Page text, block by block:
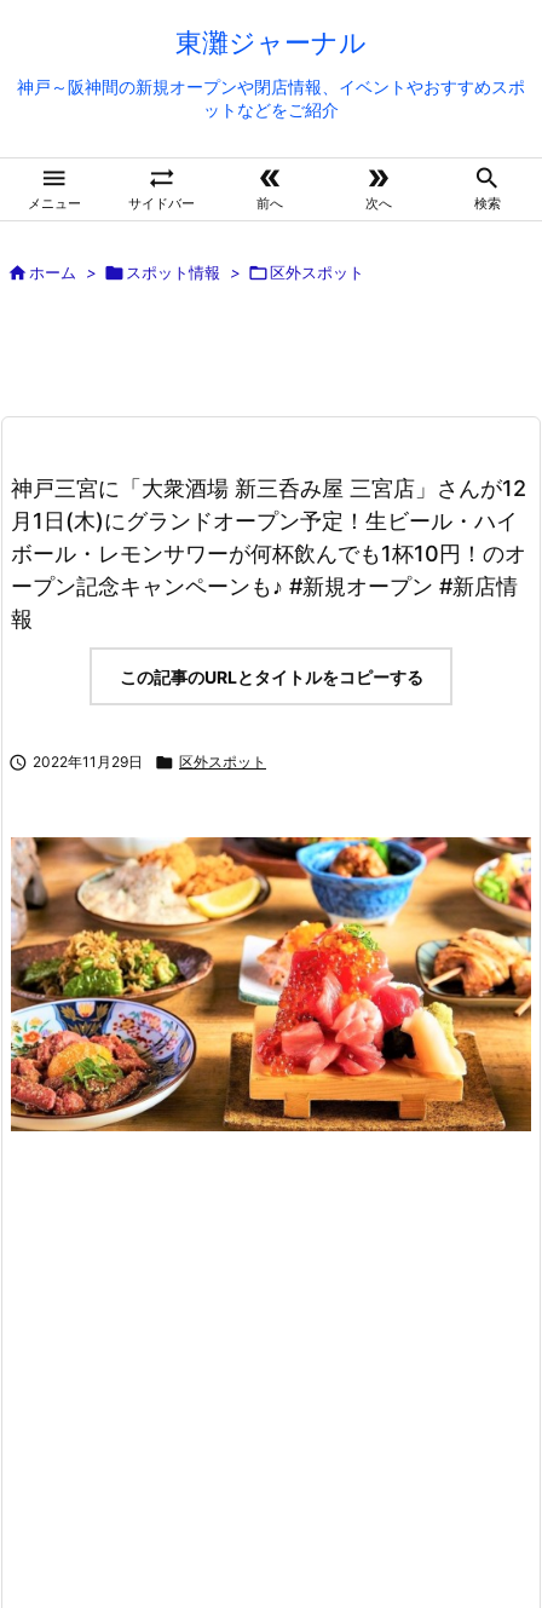
東灘ジャーナル
神戸～阪神間の新規オープンや閉店情報、イベントやおすすめスポ
ットなどをご紹介

メニュー

サイドバー

前へ

次へ

検索
ホーム >  スポット情報 > 区外スポット
神戸三宮に「大衆酒場 新三呑み屋 三宮店」さんが12
月1日(木)にグランドオープン予定！生ビール・ハイ
ボール・レモンサワーが何杯飲んでも1杯10円！のオ
ープン記念キャンペーンも♪ #新規オープン #新店情
報
この記事のURLとタイトルをコピーする
 2022年11月29日  区外スポット